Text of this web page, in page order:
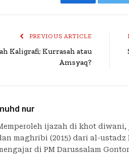
Facebook
PREVIOUS ARTICLE
Kaligrafi; Kurrasah atau
Amsyaq?
nur
ijazah di khot
maghribi (2015) dari al-
di PM Darussalam